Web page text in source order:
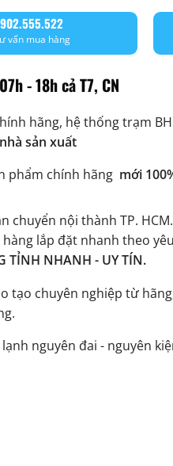
vấn mua hàng
- 18h cả T7, CN
hãng, hệ thống trạm
sản xuất
phẩm chính hãng mới
chuyển nội thành TP. HCM.
lắp đặt nhanh theo
TỈNH NHANH - UY TÍN.
tạo chuyên nghiệp từ
nguyên đai - nguyên